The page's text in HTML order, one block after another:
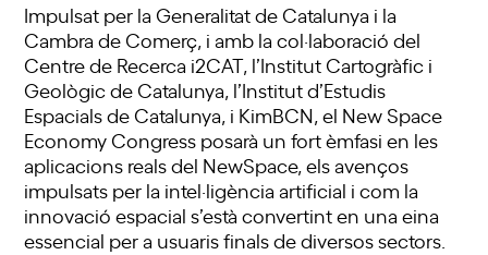
Impulsat per la Generalitat de Catalunya i la
Cambra de Comerç, i amb la col·laboració del
Centre de Recerca i2CAT, l’Institut Cartogràfic i
Geològic de Catalunya, l’Institut d’Estudis
Espacials de Catalunya, i KimBCN, el New Space
Economy Congress posarà un fort èmfasi en les
aplicacions reals del NewSpace, els avenços
impulsats per la intel·ligència artificial i com la
innovació espacial s’està convertint en una eina
essencial per a usuaris finals de diversos sectors.